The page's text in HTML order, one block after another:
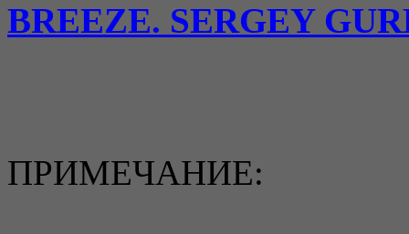
BREEZE. SERGEY
ПРИМЕЧАНИЕ: